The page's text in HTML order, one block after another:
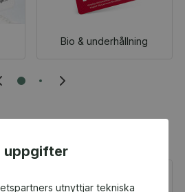
uppgifter
utnyttjar tekniska
Bio & underhållning